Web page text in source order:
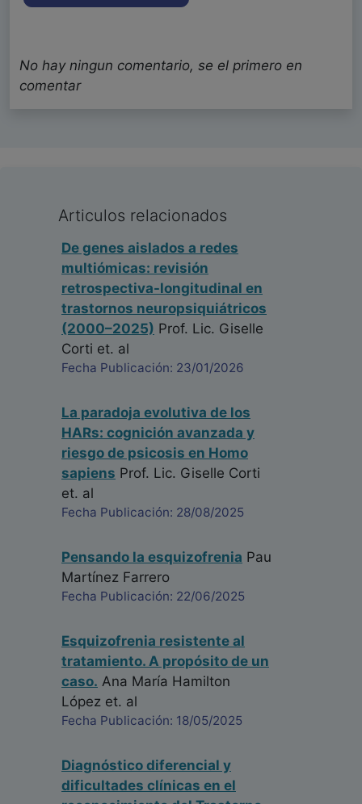
No hay ningun comentario, se el primero en
comentar
Articulos relacionados
De genes aislados a redes
multiómicas: revisión
retrospectiva-longitudinal en
trastornos neuropsiquiátricos
(2000–2025) Prof. Lic. Giselle
Corti et. al
Fecha Publicación: 23/01/2026
La paradoja evolutiva de los
HARs: cognición avanzada y
riesgo de psicosis en Homo
sapiens Prof. Lic. Giselle Corti
et. al
Fecha Publicación: 28/08/2025
Pensando la esquizofrenia Pau
Martínez Farrero
Fecha Publicación: 22/06/2025
Esquizofrenia resistente al
tratamiento. A propósito de un
caso. Ana María Hamilton
López et. al
Fecha Publicación: 18/05/2025
Diagnóstico diferencial y
dificultades clínicas en el